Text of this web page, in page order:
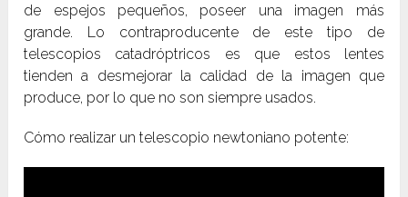
de espejos pequeños, poseer una imagen más
grande. Lo contraproducente de este tipo de
telescopios catadróptricos es que estos lentes
tienden a desmejorar la calidad de la imagen que
produce, por lo que no son siempre usados.
Cómo realizar un telescopio newtoniano potente: